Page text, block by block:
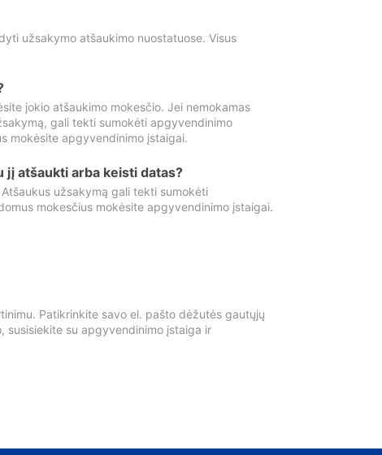
užsakymo atšaukimo nuostatuose. Visus
jokio atšaukimo mokesčio. Jei nemokamas
gali tekti sumokėti apgyvendinimo
mokėsite apgyvendinimo įstaigai.
jį atšaukti arba keisti datas?
užsakymą gali tekti sumokėti
mokesčius mokėsite apgyvendinimo įstaigai.
Patikrinkite savo el. pašto dėžutės gautųjų
susisiekite su apgyvendinimo įstaiga ir